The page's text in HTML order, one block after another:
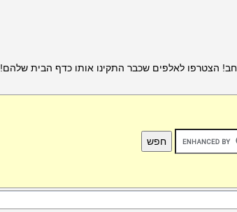
הצטרפו לאלפים שכבר התקינו אותו כדף הבית שלהם!